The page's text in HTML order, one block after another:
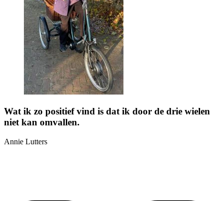
Wat ik zo positief vind is dat ik door de drie wielen
niet kan omvallen.
Annie Lutters